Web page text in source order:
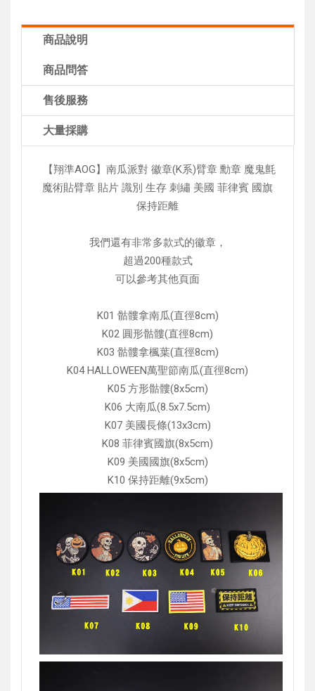
商品說明
商品問答
售後服務
大量採購
【翔準AOG】南瓜派對 徽章(K系)臂章 勳章 魔鬼氈
魔術貼臂章 貼片 識別 生存 刺繡 美國 菲律賓 國旗
保持距離
我們還有非常多款式的徽章，
超過200種款式
可以參考其他頁面
K01 骷髏拿南瓜(直徑8cm)
K02 圓形骷髏(直徑8cm)
K03 骷髏拿楓葉(直徑8cm)
K04 HALLOWEEN萬聖節南瓜(直徑8cm)
K05 方形骷髏(8x5cm)
K06 大南瓜(8.5x7.5cm)
K07 美國長條(13x3cm)
K08 菲律賓國旗(8x5cm)
K09 美國國旗(8x5cm)
K10 保持距離(9x5cm)